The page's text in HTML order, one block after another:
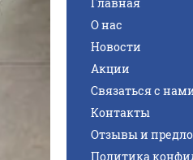
О нас
Новости
Акции
Связаться с
Контакты
Отзывы и
Политика